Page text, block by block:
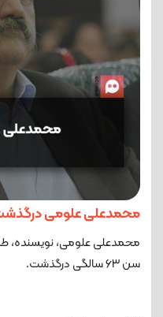
محمدعلی علومی
محمدعلی علومی، نویسنده،
سن ۶۳ سالگی درگذشت.